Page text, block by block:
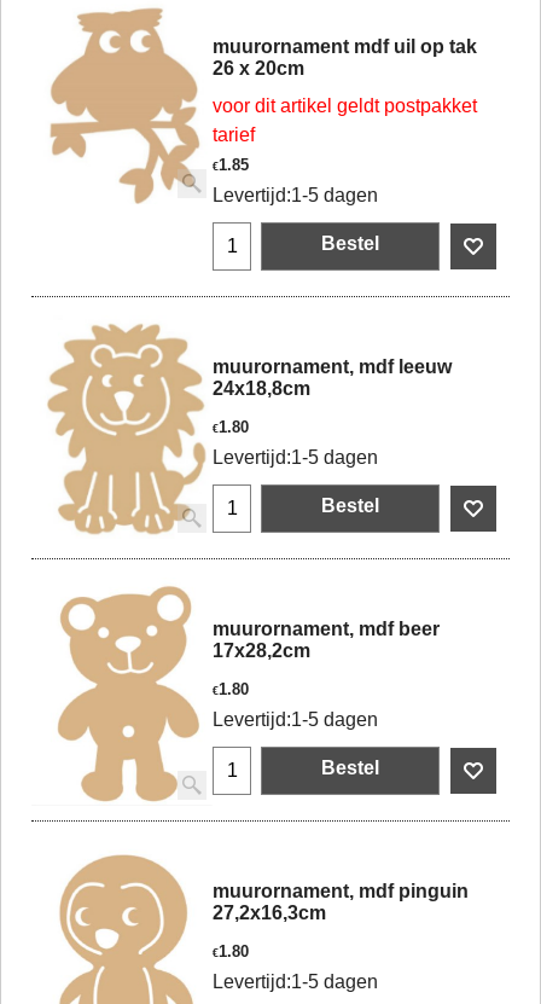
muurornament mdf uil op tak
26 x 20cm
voor dit artikel geldt postpakket
tarief
€1.85
Levertijd:1-5 dagen
Bestel
muurornament, mdf leeuw
24x18,8cm
€1.80
Levertijd:1-5 dagen
Bestel
muurornament, mdf beer
17x28,2cm
€1.80
Levertijd:1-5 dagen
Bestel
muurornament, mdf pinguin
27,2x16,3cm
€1.80
Levertijd:1-5 dagen